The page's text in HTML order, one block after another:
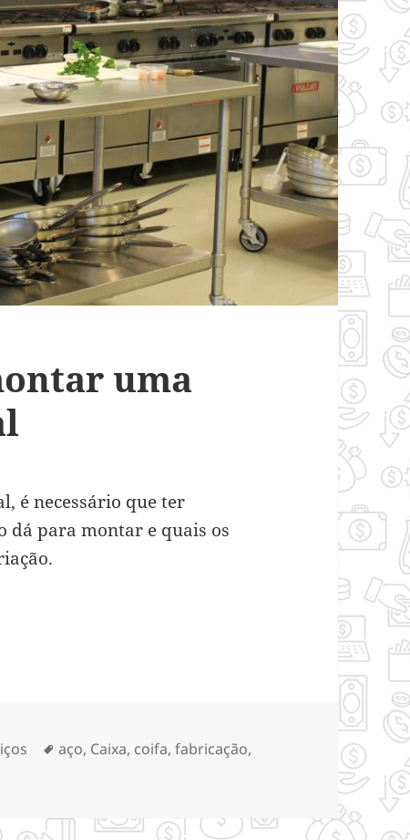
uma
é necessário que ter
dá para montar e quais os
uma cozinha industrial
Tags
aço, Caixa, coifa,fabricação,